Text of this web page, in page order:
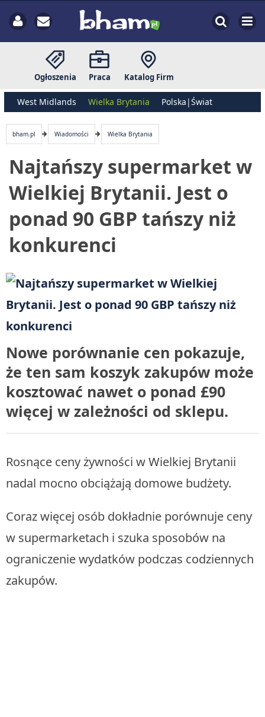
Ogłoszenia Praca Katalog Firm
West Midlands Wielka Brytania Polska|Świat
bham.pl Wiadomości Wielka Brytania
Najtańszy supermarket w
Wielkiej Brytanii. Jest o
ponad 90 GBP tańszy niż
konkurenci
Nowe porównanie cen pokazuje,
że ten sam koszyk zakupów może
kosztować nawet o ponad £90
więcej w zależności od sklepu.
Rosnące ceny żywności w Wielkiej Brytanii
nadal mocno obciążają domowe budżety.
Coraz więcej osób dokładnie porównuje ceny
w supermarketach i szuka sposobów na
ograniczenie wydatków podczas codziennych
zakupów.